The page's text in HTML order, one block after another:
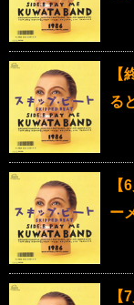
【
る
ー
【